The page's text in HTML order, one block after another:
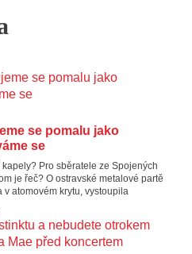
se pomalu jako
se
Pro sběratele ze Spojených
je řeč? O ostravské metalové partě
v atomovém krytu, vystoupila